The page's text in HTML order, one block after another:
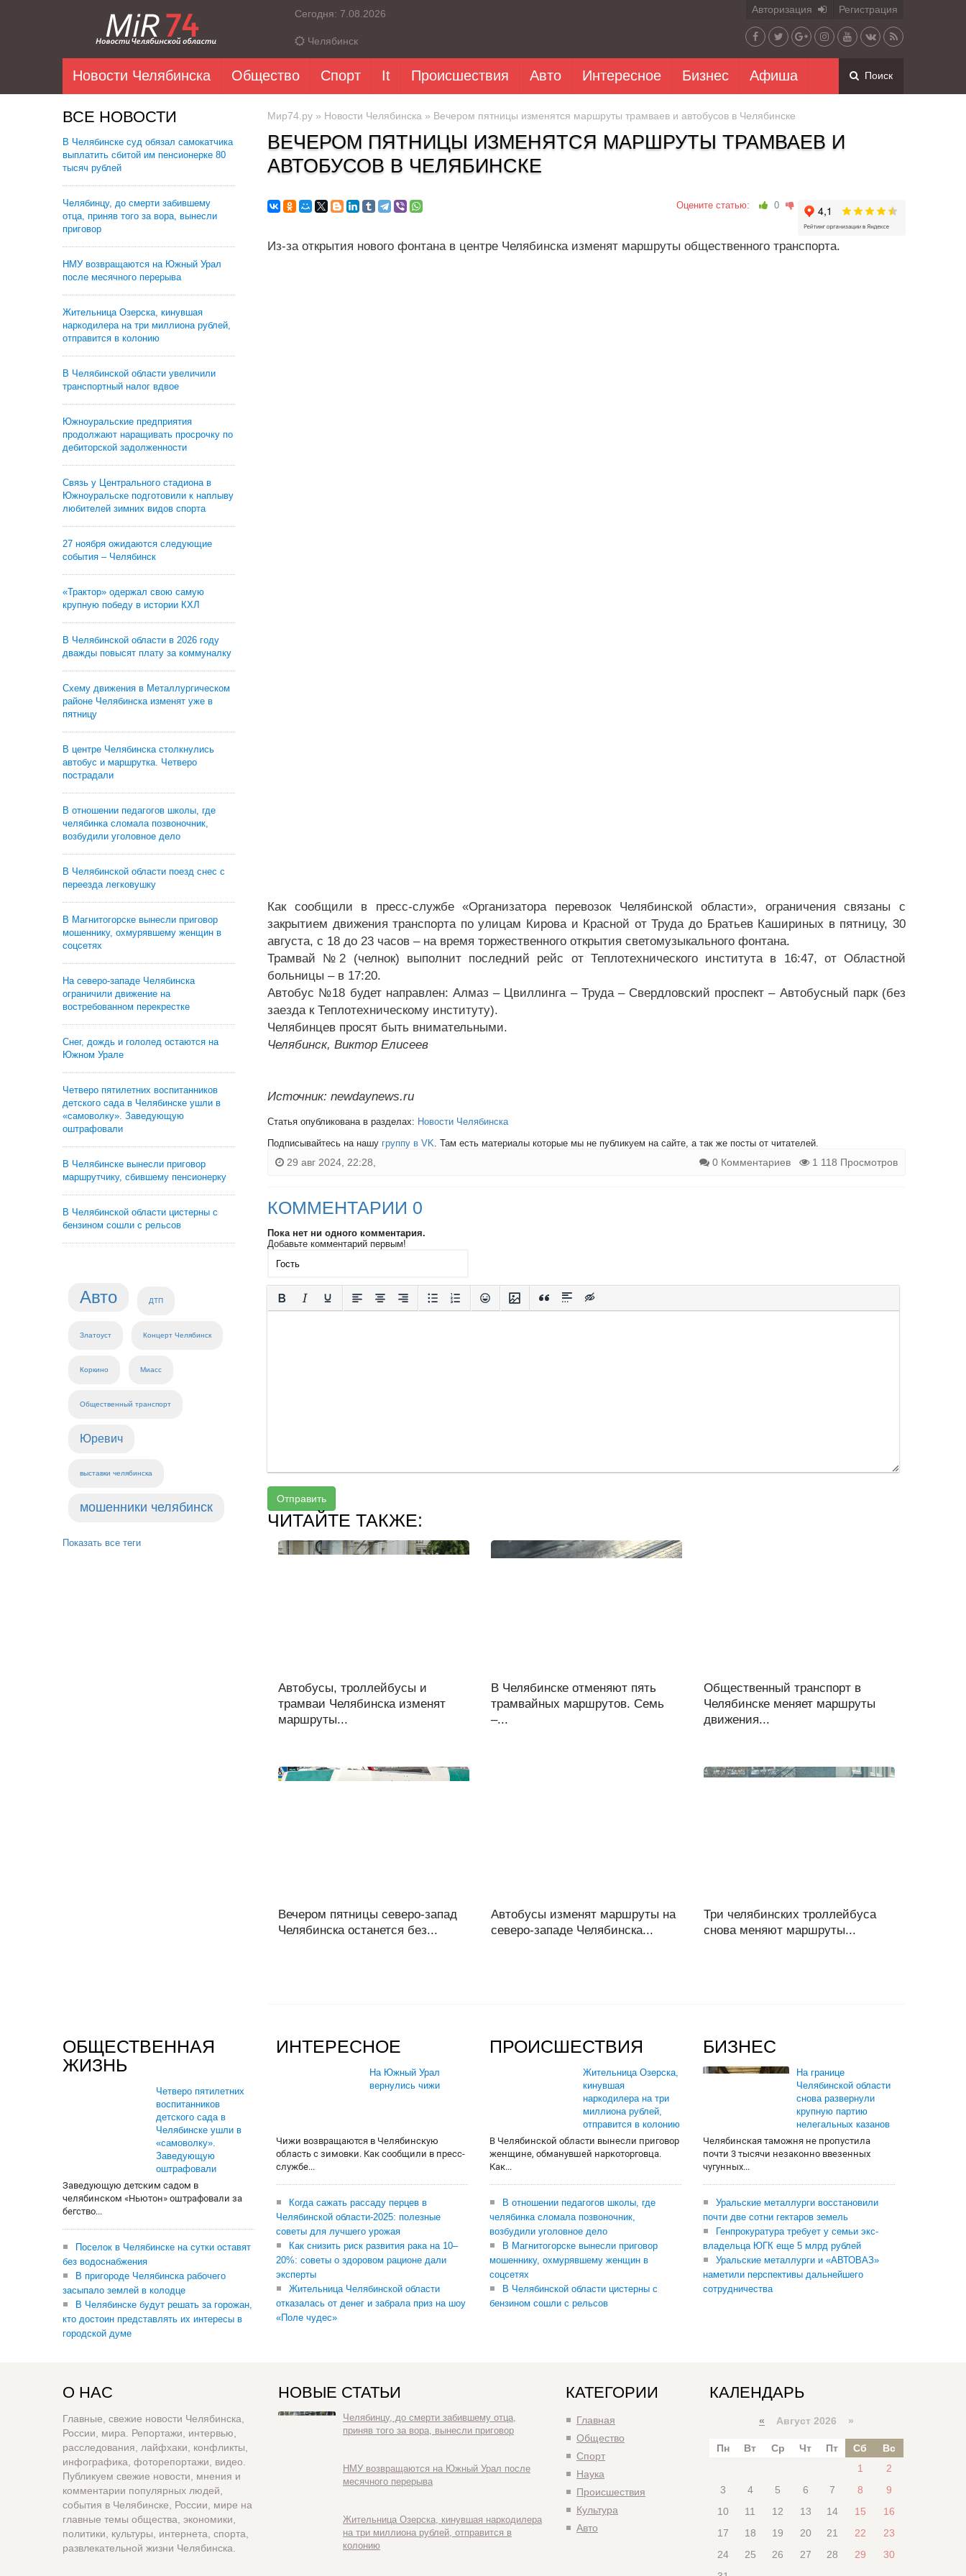
Сегодня: 7.08.2026
Челябинск
Авторизация Регистрация
Новости Челябинска Общество Спорт It Происшествия Авто Интересное Бизнес Афиша Поиск
ВСЕ НОВОСТИ
В Челябинске суд обязал самокатчика
выплатить сбитой им пенсионерке 80
тысяч рублей
Челябинцу, до смерти забившему
отца, приняв того за вора, вынесли
приговор
НМУ возвращаются на Южный Урал
после месячного перерыва
Жительница Озерска, кинувшая
наркодилера на три миллиона рублей,
отправится в колонию
В Челябинской области увеличили
транспортный налог вдвое
Южноуральские предприятия
продолжают наращивать просрочку по
дебиторской задолженности
Связь у Центрального стадиона в
Южноуральске подготовили к наплыву
любителей зимних видов спорта
27 ноября ожидаются следующие
события – Челябинск
«Трактор» одержал свою самую
крупную победу в истории КХЛ
В Челябинской области в 2026 году
дважды повысят плату за коммуналку
Схему движения в Металлургическом
районе Челябинска изменят уже в
пятницу
В центре Челябинска столкнулись
автобус и маршрутка. Четверо
пострадали
В отношении педагогов школы, где
челябинка сломала позвоночник,
возбудили уголовное дело
В Челябинской области поезд снес с
переезда легковушку
В Магнитогорске вынесли приговор
мошеннику, охмурявшему женщин в
соцсетях
На северо-западе Челябинска
ограничили движение на
востребованном перекрестке
Снег, дождь и гололед остаются на
Южном Урале
Четверо пятилетних воспитанников
детского сада в Челябинске ушли в
«самоволку». Заведующую
оштрафовали
В Челябинске вынесли приговор
маршрутчику, сбившему пенсионерку
В Челябинской области цистерны с
бензином сошли с рельсов
Авто ДТП
Златоуст Концерт Челябинск
Коркино Миасс
Общественный транспорт
Юревич
выставки челябинска
мошенники челябинск
Показать все теги
Мир74.ру » Новости Челябинска » Вечером пятницы изменятся маршруты трамваев и автобусов в Челябинске
ВЕЧЕРОМ ПЯТНИЦЫ ИЗМЕНЯТСЯ МАРШРУТЫ ТРАМВАЕВ И
АВТОБУСОВ В ЧЕЛЯБИНСКЕ
Оцените статью: 0
Из-за открытия нового фонтана в центре Челябинска изменят маршруты общественного транспорта.
Как сообщили в пресс-службе «Организатора перевозок Челябинской области», ограничения связаны с
закрытием движения транспорта по улицам Кирова и Красной от Труда до Братьев Кашириных в пятницу, 30
августа, с 18 до 23 часов – на время торжественного открытия светомузыкального фонтана.
Трамвай №2 (челнок) выполнит последний рейс от Теплотехнического института в 16:47, от Областной
больницы – в 17:20.
Автобус №18 будет направлен: Алмаз – Цвиллинга – Труда – Свердловский проспект – Автобусный парк (без
заезда к Теплотехническому институту).
Челябинцев просят быть внимательными.
Челябинск, Виктор Елисеев
Источник: newdaynews.ru
Статья опубликована в разделах: Новости Челябинска
Подписывайтесь на нашу группу в VK. Там есть материалы которые мы не публикуем на сайте, а так же посты от читателей.
29 авг 2024, 22:28, 0 Комментариев 1 118 Просмотров
КОММЕНТАРИИ 0
Пока нет ни одного комментария.
Добавьте комментарий первым!
Отправить
ЧИТАЙТЕ ТАКЖЕ:
Автобусы, троллейбусы и
трамваи Челябинска изменят
маршруты...
В Челябинске отменяют пять
трамвайных маршрутов. Семь
–...
Общественный транспорт в
Челябинске меняет маршруты
движения...
Вечером пятницы северо-запад
Челябинска останется без...
Автобусы изменят маршруты на
северо-западе Челябинска...
Три челябинских троллейбуса
снова меняют маршруты...
ОБЩЕСТВЕННАЯ
ЖИЗНЬ
Четверо пятилетних
воспитанников
детского сада в
Челябинске ушли в
«самоволку».
Заведующую
оштрафовали
Заведующую детским садом в
челябинском «Ньютон» оштрафовали за
бегство...
Поселок в Челябинске на сутки оставят
без водоснабжения
В пригороде Челябинска рабочего
засыпало землей в колодце
В Челябинске будут решать за горожан,
кто достоин представлять их интересы в
городской думе
ИНТЕРЕСНОЕ
На Южный Урал
вернулись чижи
Чижи возвращаются в Челябинскую
область с зимовки. Как сообщили в пресс-
службе...
Когда сажать рассаду перцев в
Челябинской области-2025: полезные
советы для лучшего урожая
Как снизить риск развития рака на 10–
20%: советы о здоровом рационе дали
эксперты
Жительница Челябинской области
отказалась от денег и забрала приз на шоу
«Поле чудес»
ПРОИСШЕСТВИЯ
Жительница Озерска,
кинувшая
наркодилера на три
миллиона рублей,
отправится в колонию
В Челябинской области вынесли приговор
женщине, обманувшей наркоторговца.
Как...
В отношении педагогов школы, где
челябинка сломала позвоночник,
возбудили уголовное дело
В Магнитогорске вынесли приговор
мошеннику, охмурявшему женщин в
соцсетях
В Челябинской области цистерны с
бензином сошли с рельсов
БИЗНЕС
На границе
Челябинской области
снова развернули
крупную партию
нелегальных казанов
Челябинская таможня не пропустила
почти 3 тысячи незаконно ввезенных
чугунных...
Уральские металлурги восстановили
почти две сотни гектаров земель
Генпрокуратура требует у семьи экс-
владельца ЮГК еще 5 млрд рублей
Уральские металлурги и «АВТОВАЗ»
наметили перспективы дальнейшего
сотрудничества
О НАС
Главные, свежие новости Челябинска,
России, мира. Репортажи, интервью,
расследования, лайфхаки, конфликты,
инфографика, фоторепортажи, видео.
Публикуем свежие новости, мнения и
комментарии популярных людей,
события в Челябинске, России, мире на
главные темы общества, экономики,
политики, культуры, интернета, спорта,
развлекательной жизни Челябинска.
НОВЫЕ СТАТЬИ
Челябинцу, до смерти забившему отца,
приняв того за вора, вынесли приговор
НМУ возвращаются на Южный Урал после
месячного перерыва
Жительница Озерска, кинувшая наркодилера
на три миллиона рублей, отправится в
колонию
КАТЕГОРИИ
Главная
Общество
Спорт
Наука
Происшествия
Культура
Авто
КАЛЕНДАРЬ
« Август 2026 »
Пн Вт Ср Чт Пт Сб
Вс
1
2
3
4 5 6 7 8
9
10
11 12 13 14 15
16
17
18 19 20 21 22
23
24
25 26 27 28 29
30